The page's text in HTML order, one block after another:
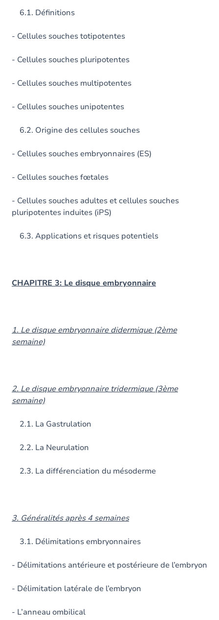
6.1. Définitions
- Cellules souches totipotentes
- Cellules souches pluripotentes
- Cellules souches multipotentes
- Cellules souches unipotentes
6.2. Origine des cellules souches
- Cellules souches embryonnaires (ES)
- Cellules souches fœtales
- Cellules souches adultes et cellules souches
pluripotentes induites (iPS)
6.3. Applications et risques potentiels
CHAPITRE 3: Le disque embryonnaire
1. Le disque embryonnaire didermique (2ème
semaine)
2. Le disque embryonnaire tridermique (3ème
semaine)
2.1. La Gastrulation
2.2. La Neurulation
2.3. La différenciation du mésoderme
3. Généralités après 4 semaines
3.1. Délimitations embryonnaires
- Délimitations antérieure et postérieure de l’embryon
- Délimitation latérale de l’embryon
- L’anneau ombilical